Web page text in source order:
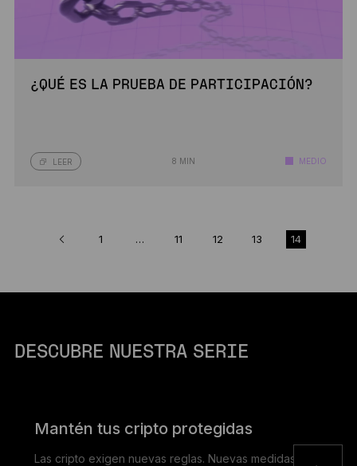
¿QUÉ ES LA PRUEBA DE PARTICIPACIÓN?
LEER 8 MIN MEDIO
1 … 11 12 13 14
DESCUBRE NUESTRA SERIE
Mantén tus cripto protegidas
Las cripto exigen nuevas reglas. Nuevas medidas de